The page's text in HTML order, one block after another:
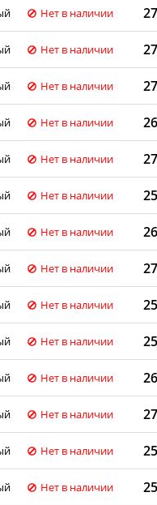
Нет в наличии
Нет в наличии
Нет в наличии
Нет в наличии
Нет в наличии
Нет в наличии
Нет в наличии
Нет в наличии
Нет в наличии
Нет в наличии
Нет в наличии
Нет в наличии
Нет в наличии
Нет в наличии